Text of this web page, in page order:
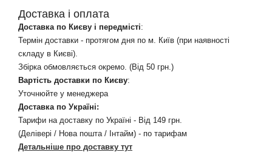
Доставка і оплата
Доставка по Києву і передмісті:
Термін доставки - протягом дня по м. Київ (при наявності
складу в Києві).
Збірка обмовляється окремо. (Від 50 грн.)
Вартість доставки по Києву:
Уточнюйте у менеджера
Доставка по Україні:
Тарифи на доставку по Україні - Від 149 грн.
(Делівері / Нова пошта / Інтайм) - по тарифам
Детальніше про доставку тут